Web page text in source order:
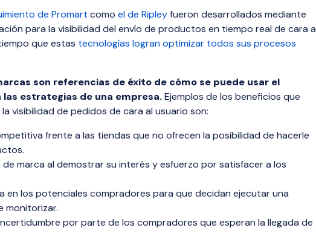
de Promart como el de Ripleyfueron desarrollados mediante
para la visibilidad del envío de productos en tiempo real de cara a
que estas tecnologías logran optimizar todos sus procesos
son referencias de éxito de cómo se puede usar el
estrategias de una empresa.Ejemplos de los beneficios que
visibilidad de pedidos de cara al usuario son:
frente a las tiendas que no ofrecen la posibilidad de hacerle
marca al demostrar su interés y esfuerzo por satisfacer a los
en los potenciales compradores para que decidan ejecutar una
monitorizar.
por parte de los compradores que esperan la llegada de